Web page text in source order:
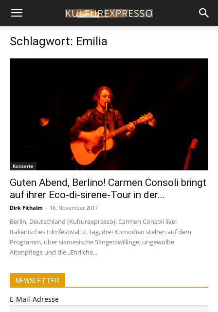
Schlagwort: Emilia
Konzerte
Guten Abend, Berlino! Carmen Consoli bringt
auf ihrer Eco-di-sirene-Tour in der...
Dirk Fithalm - 16. November 2017
Berlin, Deutschland (Kulturexpresso). Carmen Consoli live!
Italienisches Filmfestival, 2. Tag, drei Komödien stehen auf dem
Programm, über siamesische Sängerzwillinge, ungewollte
Altenpflege und die „Ehrliche...
NEWSLETTER
E-Mail-Adresse